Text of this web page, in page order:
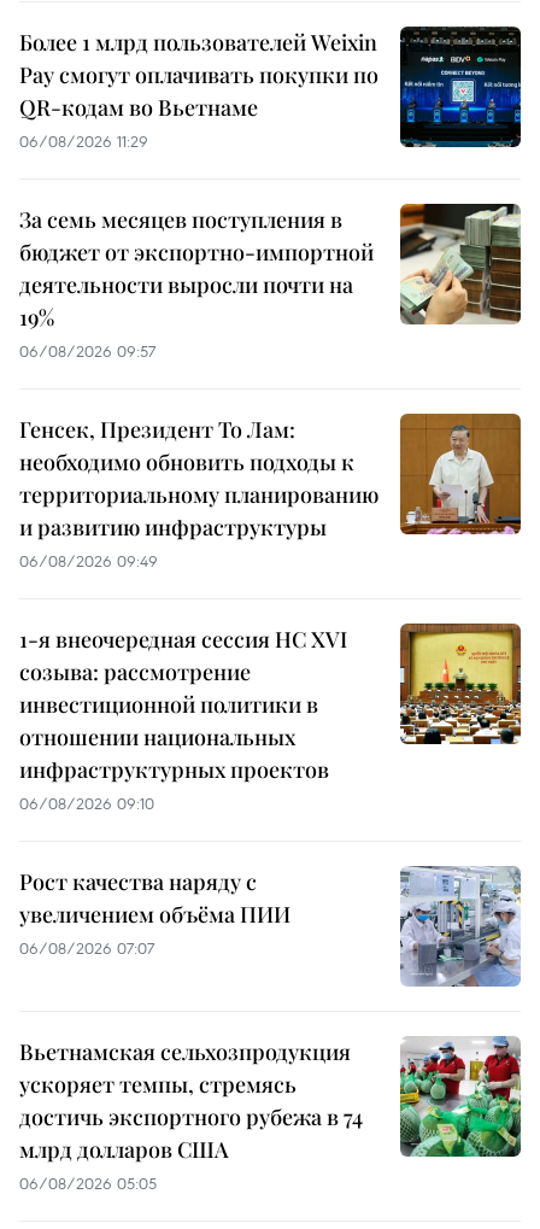
Более 1 млрд пользователей Weixin
Pay смогут оплачивать покупки по
QR-кодам во Вьетнаме
06/08/2026 11:29
За семь месяцев поступления в
бюджет от экспортно-импортной
деятельности выросли почти на
19%
06/08/2026 09:57
Генсек, Президент То Лам:
необходимо обновить подходы к
территориальному планированию
и развитию инфраструктуры
06/08/2026 09:49
1-я внеочередная сессия НС XVI
созыва: рассмотрение
инвестиционной политики в
отношении национальных
инфраструктурных проектов
06/08/2026 09:10
Рост качества наряду с
увеличением объёма ПИИ
06/08/2026 07:07
Вьетнамская сельхозпродукция
ускоряет темпы, стремясь
достичь экспортного рубежа в 74
млрд долларов США
06/08/2026 05:05